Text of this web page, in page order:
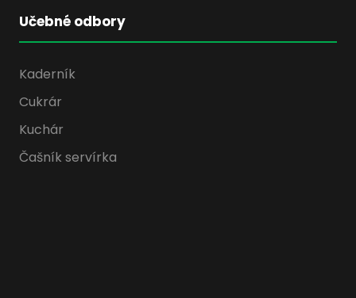
Učebné odbory
Kaderník
Cukrár
Kuchár
Čašník servírka